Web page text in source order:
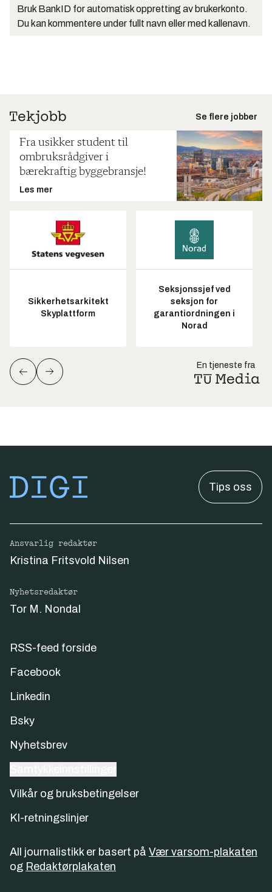
Bruk BankID for automatisk oppretting av brukerkonto.
Du kan kommentere under fullt navn eller med kallenavn.
Se flere jobber
Fra usikker student til
ombruksrådgiver i
bærekraftig byggebransje!
Les mer
Sikkerhetsarkitekt
Skyplattform
Seksjonssjef ved
seksjon for
garantiordningen i
Norad
En tjeneste fra
Tips oss
Ansvarlig redaktør
Kristina Fritsvold Nilsen
Nyhetsredaktør
Tor M. Nondal
RSS-feed forside
Facebook
Linkedin
Bsky
Nyhetsbrev
Vilkår og bruksbetingelser
KI-retningslinjer
All journalistikk er basert på Vær varsom-plakaten
og Redaktørplakaten